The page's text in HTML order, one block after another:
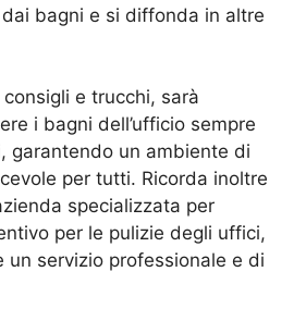
dai bagni e si diffonda in altre
e trucchi, sarà
i bagni dell’ufficio sempre
garantendo un ambiente di
per tutti. Ricorda inoltre
specializzata per
per le pulizie degli uffici,
un servizio professionale e di